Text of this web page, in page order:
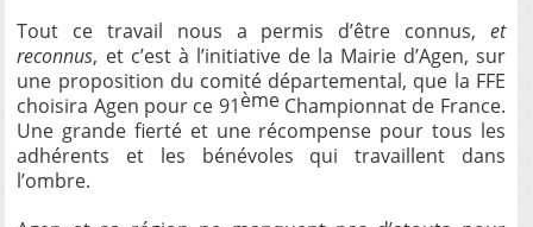
Tout ce travail nous a permis d’être connus, et
reconnus, et c’est à l’initiative de la Mairie d’Agen, sur
une proposition du comité départemental, que la FFE
choisira Agen pour ce 91èmeChampionnat de France.
Une grande fierté et une récompense pour tous les
adhérents et les bénévoles qui travaillent dans
l’ombre.